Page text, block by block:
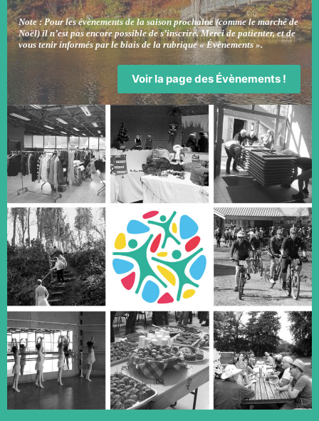
Note : Pour les évènements de la saison prochaine (comme le marché de
Noël) il n’est pas encore possible de s’inscrire. Merci de patienter, et de
vous tenir informés par le biais de la rubrique « Évènements ».
Voir la page des Évènements !